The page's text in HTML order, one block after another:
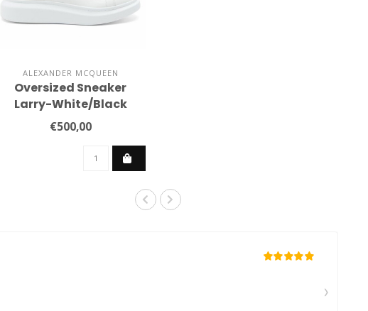
ALEXANDER MCQUEEN
Oversized Sneaker
Larry-White/Black
€500,00